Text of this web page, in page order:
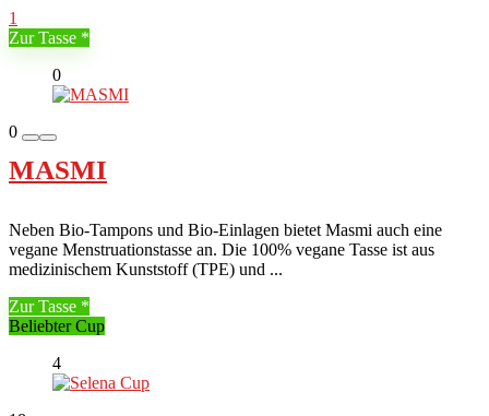
1
Zur Tasse
0
0
MASMI
Neben Bio-Tampons und Bio-Einlagen bietet Masmi auch eine
vegane Menstruationstasse an. Die 100% vegane Tasse ist aus
medizinischem Kunststoff (TPE) und ...
Zur Tasse
Beliebter Cup
4